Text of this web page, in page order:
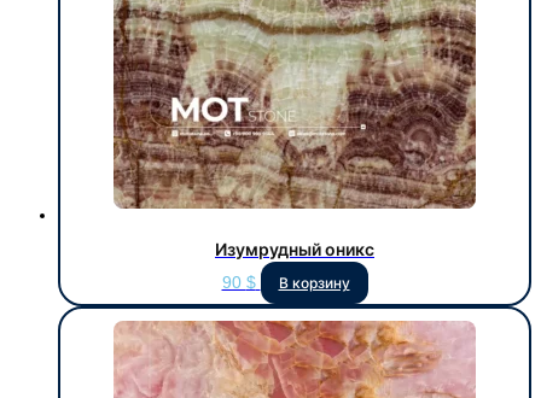
Изумрудный оникс
90 $ В корзину